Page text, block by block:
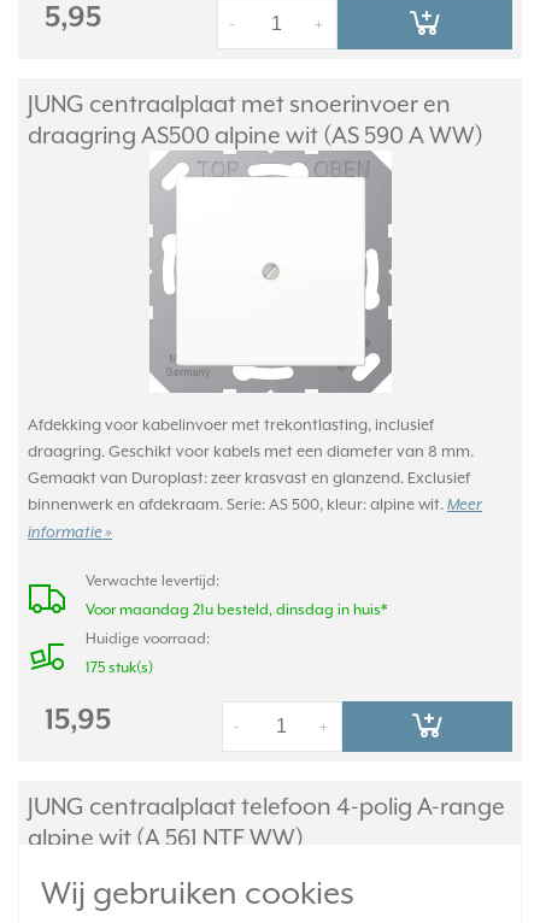
Wij gebruiken cookies
5,95 +
-
JUNG centraalplaat met snoerinvoer en
draagring AS500 alpine wit (AS 590 A WW)
Afdekking voor kabelinvoer met trekontlasting, inclusief
draagring. Geschikt voor kabels met een diameter van 8 mm.
Gemaakt van Duroplast: zeer krasvast en glanzend. Exclusief
binnenwerk en afdekraam. Serie: AS 500, kleur: alpine wit. Meer
informatie »
Verwachte levertijd:
Voor maandag 21u besteld, dinsdag in huis*
Huidige voorraad:
175 stuk(s)
15,95 +
-
JUNG centraalplaat telefoon 4-polig A-range
alpine wit (A 561 NTF WW)